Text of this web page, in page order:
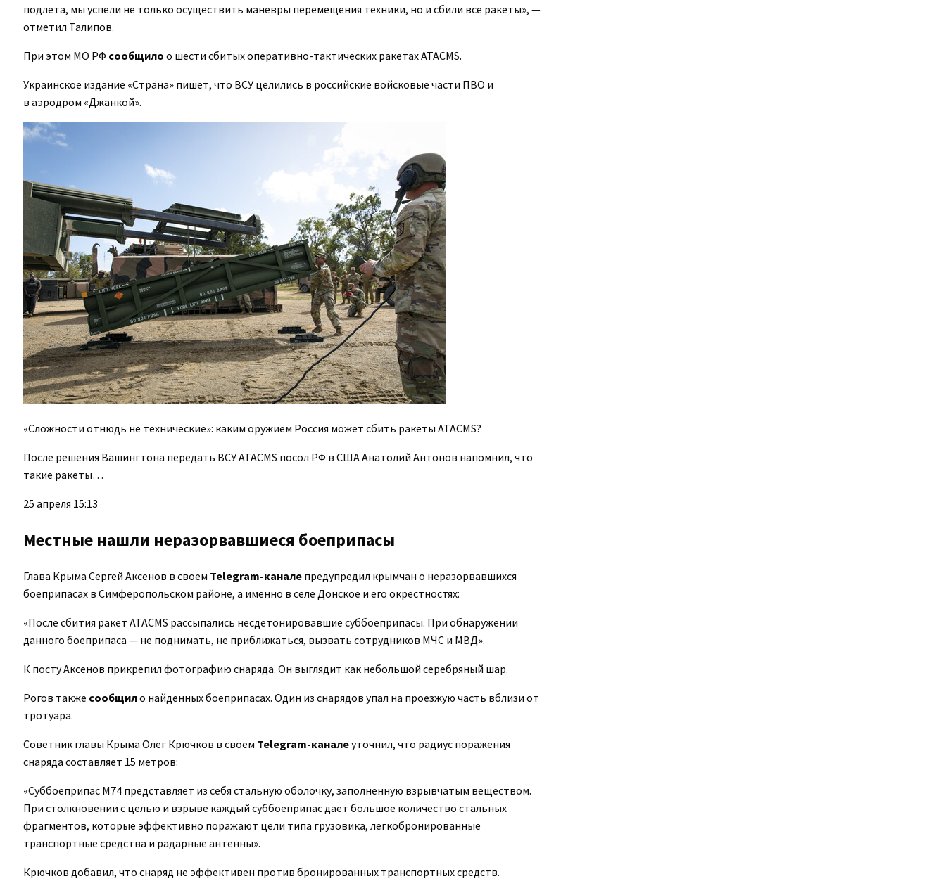
подлета, мы успели не только осуществить маневры перемещения техники, но и сбили все ракеты», —
отметил Талипов.
При этом МО РФ сообщило о шести сбитых оперативно-тактических ракетах ATACMS.
Украинское издание «Страна» пишет, что ВСУ целились в российские войсковые части ПВО и
в аэродром «Джанкой».
«Сложности отнюдь не технические»: каким оружием Россия может сбить ракеты ATACMS?
После решения Вашингтона передать ВСУ ATACMS посол РФ в США Анатолий Антонов напомнил, что
такие ракеты…
25 апреля 15:13
Местные нашли неразорвавшиеся боеприпасы
Глава Крыма Сергей Аксенов в своем Telegram-канале предупредил крымчан о неразорвавшихся
боеприпасах в Симферопольском районе, а именно в селе Донское и его окрестностях:
«После сбития ракет ATACMS рассыпались несдетонировавшие суббоеприпасы. При обнаружении
данного боеприпаса — не поднимать, не приближаться, вызвать сотрудников МЧС и МВД».
К посту Аксенов прикрепил фотографию снаряда. Он выглядит как небольшой серебряный шар.
Рогов также сообщило найденных боеприпасах. Один из снарядов упал на проезжую часть вблизи от
тротуара.
Советник главы Крыма Олег Крючков в своем Telegram-каналеуточнил, что радиус поражения
снаряда составляет 15 метров:
«Суббоеприпас M74 представляет из себя стальную оболочку, заполненную взрывчатым веществом.
При столкновении с целью и взрыве каждый суббоеприпас дает большое количество стальных
фрагментов, которые эффективно поражают цели типа грузовика, легкобронированные
транспортные средства и радарные антенны».
Крючков добавил, что снаряд не эффективен против бронированных транспортных средств.